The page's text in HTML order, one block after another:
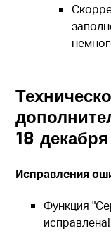
18 декабря
Исправления
Функция
исправлена!